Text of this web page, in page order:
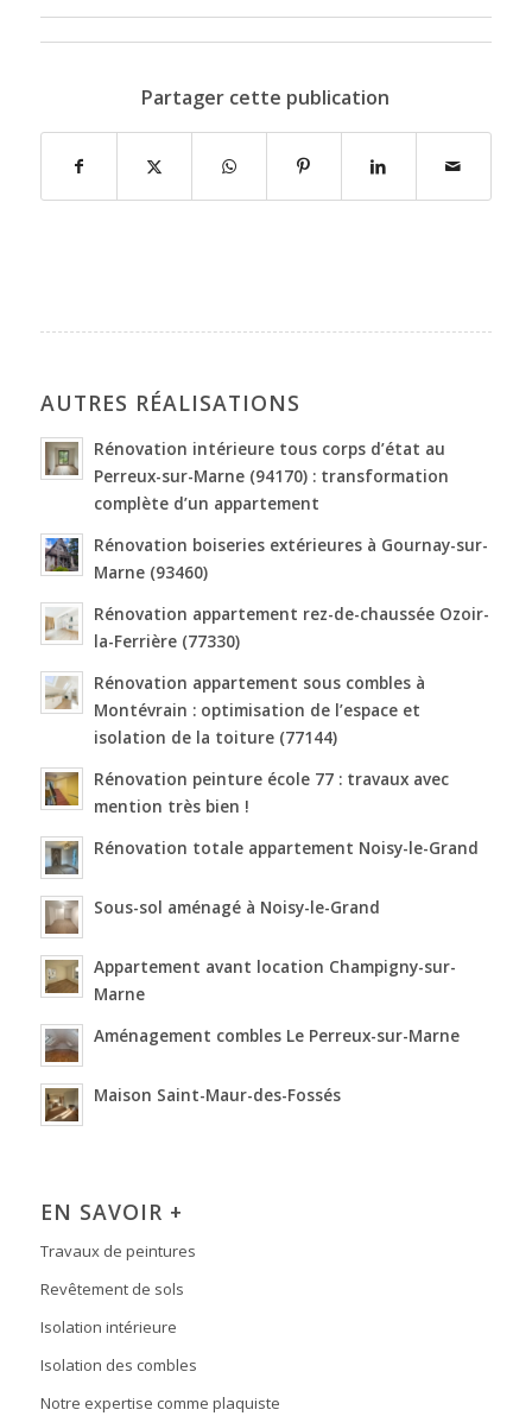
Partager cette publication
AUTRES RÉALISATIONS
Rénovation intérieure tous corps d’état au
Perreux-sur-Marne (94170) : transformation
complète d’un appartement
Rénovation boiseries extérieures à Gournay-sur-
Marne (93460)
Rénovation appartement rez-de-chaussée Ozoir-
la-Ferrière (77330)
Rénovation appartement sous combles à
Montévrain : optimisation de l’espace et
isolation de la toiture (77144)
Rénovation peinture école 77 : travaux avec
mention très bien !
Rénovation totale appartement Noisy-le-Grand
Sous-sol aménagé à Noisy-le-Grand
Appartement avant location Champigny-sur-
Marne
Aménagement combles Le Perreux-sur-Marne
Maison Saint-Maur-des-Fossés
EN SAVOIR +
Travaux de peintures
Revêtement de sols
Isolation intérieure
Isolation des combles
Notre expertise comme plaquiste